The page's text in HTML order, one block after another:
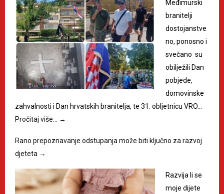
Međimurski
branitelji
dostojanstve
no, ponosno i
svečano su
obilježili Dan
pobjede,
domovinske
zahvalnosti i Dan hrvatskih branitelja, te 31. obljetnicu VRO…
Pročitaj više…
→
Rano prepoznavanje odstupanja može biti ključno za razvoj
djeteta →
Razvija li se
moje dijete